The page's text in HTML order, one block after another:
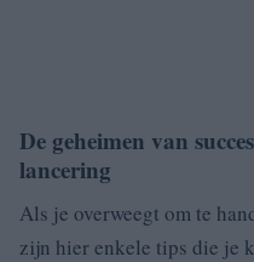
De geheimen van
lancering
Als je overweegt om te
zijn hier enkele tips die je